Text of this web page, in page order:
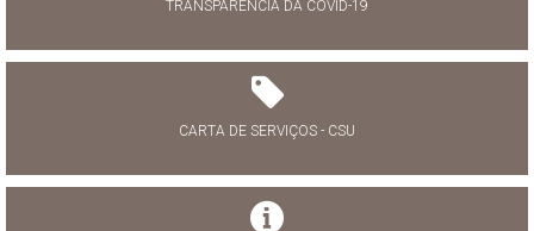
TRANSPARÊNCIA DA COVID-19
CARTA DE SERVIÇOS - CSU